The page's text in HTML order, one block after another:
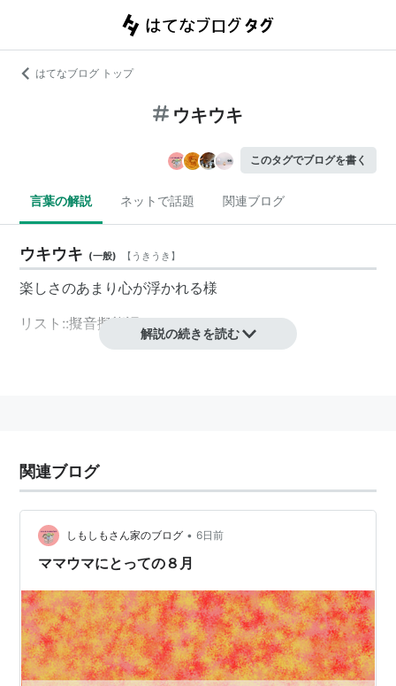
はてなブログ トップ
ウキウキ
このタグでブログを書く
言葉の解説 ネットで話題 関連ブログ
ウキウキ (一般) 【 うきうき 】
楽しさのあまり心が浮かれる様
リスト::擬音擬態語
解説の続きを読む
関連ブログ
しもしもさん家のブログ • 6日前
ママウマにとっての８月